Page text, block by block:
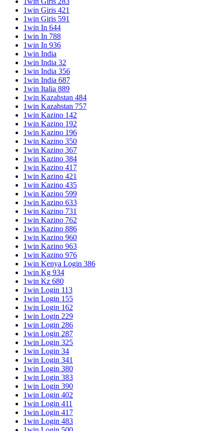
1win Giris 421
1win Giris 591
1win In 644
1win In 788
1win In 936
1win India
1win India 32
1win India 356
1win India 687
1win Italia 889
1win Kazahstan 484
1win Kazahstan 757
1win Kazino 142
1win Kazino 192
1win Kazino 196
1win Kazino 350
1win Kazino 367
1win Kazino 384
1win Kazino 417
1win Kazino 421
1win Kazino 435
1win Kazino 599
1win Kazino 633
1win Kazino 731
1win Kazino 762
1win Kazino 886
1win Kazino 960
1win Kazino 963
1win Kazino 976
1win Kenya Login 386
1win Kg 934
1win Kz 680
1win Login 113
1win Login 155
1win Login 162
1win Login 229
1win Login 286
1win Login 287
1win Login 325
1win Login 34
1win Login 341
1win Login 380
1win Login 383
1win Login 390
1win Login 402
1win Login 411
1win Login 417
1win Login 483